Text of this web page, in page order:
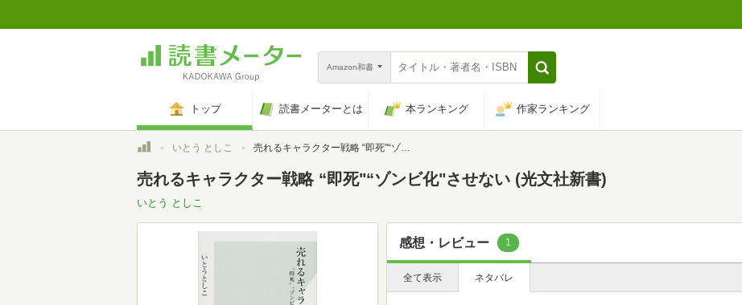
Amazon和書
トップ 読書メーターとは 本ランキング 作家ランキング
トップいとう としこ 売れるキャラクター戦略 “即死"“ゾンビ化"させない (光文社新書)
売れるキャラクター戦略 “即死"“ゾンビ化"させない (光文社新書)
いとう としこ
感想・レビュー 1
全て表示 ネタバレ